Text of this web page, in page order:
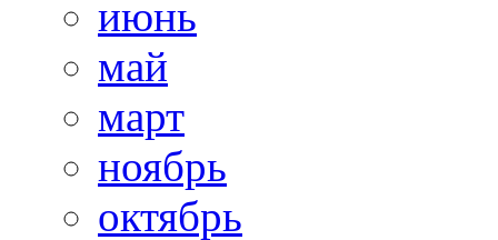
июнь
май
март
ноябрь
октябрь